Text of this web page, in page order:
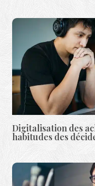
Digitalisation des
habitudes des